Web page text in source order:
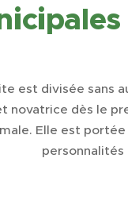
est divisée sans
novatrice dès le
Elle est
personnalités